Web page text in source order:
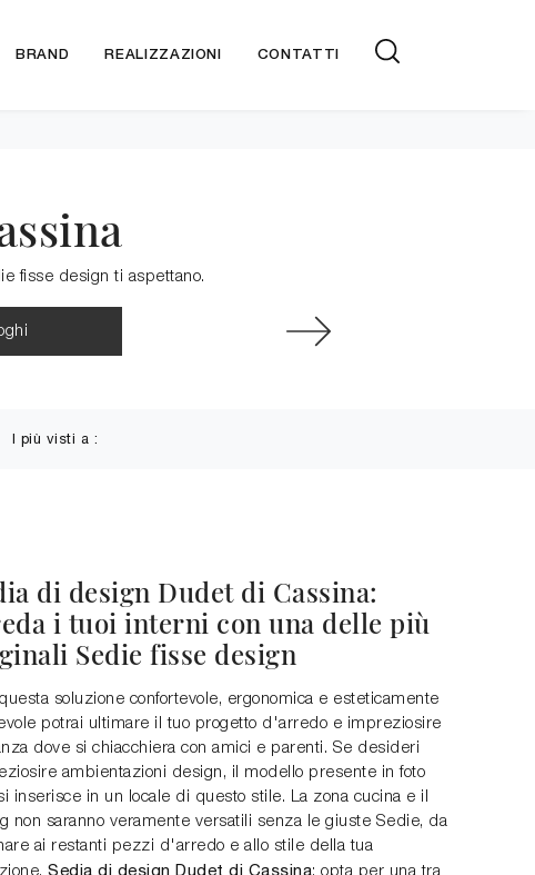
BRAND REALIZZAZIONI CONTATTI
fisse design ti aspettano.
I più visti a :
di design Dudet di Cassina:
i tuoi interni con una delle più
Sedie fisse design
soluzione confortevole, ergonomica e esteticamente
potrai ultimare il tuo progetto d'arredo e impreziosire
dove si chiacchiera con amici e parenti. Se desideri
ambientazioni design, il modello presente in foto
inserisce in un locale di questo stile. La zona cucina e il
non saranno veramente versatili senza le giuste Sedie, da
ai restanti pezzi d'arredo e allo stile della tua
Sedia di design Dudet di Cassina: opta per una tra